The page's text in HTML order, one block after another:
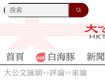
首頁 白海豚 新聞
大公文匯網>>評論>>來論